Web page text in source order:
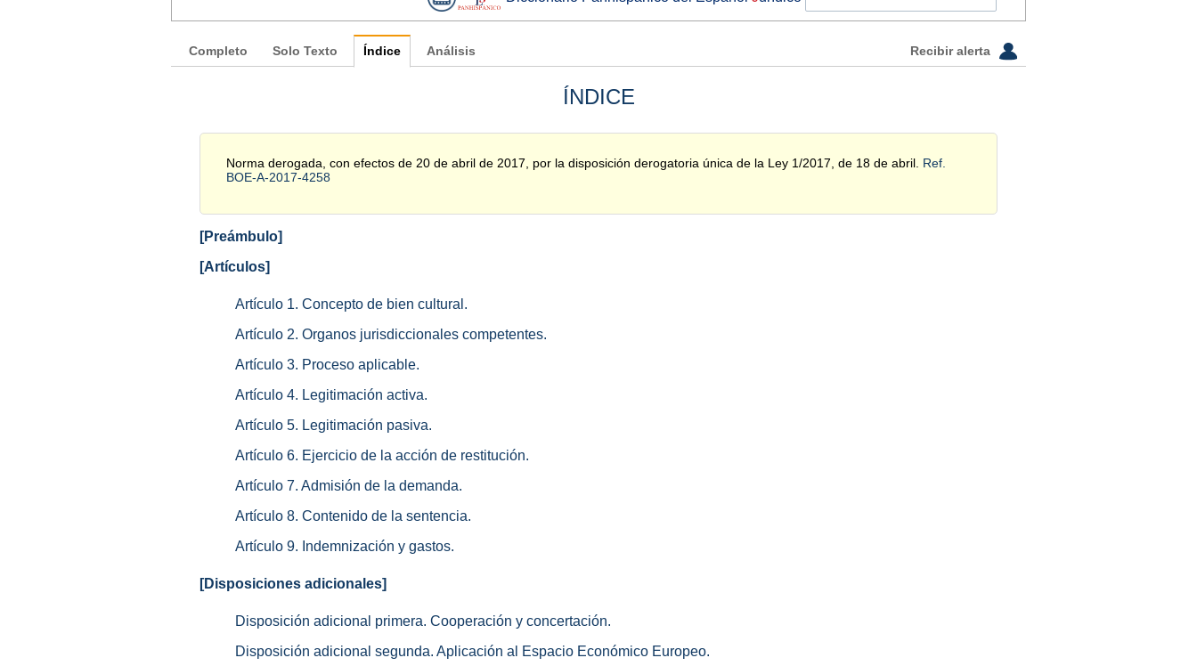
Completo Solo Texto Índice Análisis Recibir alerta
ÍNDICE
Norma derogada, con efectos de 20 de abril de 2017, por la disposición derogatoria única de la Ley 1/2017, de 18 de abril. Ref.
BOE-A-2017-4258
[Preámbulo]
[Artículos]
Artículo 1. Concepto de bien cultural.
Artículo 2. Organos jurisdiccionales competentes.
Artículo 3. Proceso aplicable.
Artículo 4. Legitimación activa.
Artículo 5. Legitimación pasiva.
Artículo 6. Ejercicio de la acción de restitución.
Artículo 7. Admisión de la demanda.
Artículo 8. Contenido de la sentencia.
Artículo 9. Indemnización y gastos.
[Disposiciones adicionales]
Disposición adicional primera. Cooperación y concertación.
Disposición adicional segunda. Aplicación al Espacio Económico Europeo.